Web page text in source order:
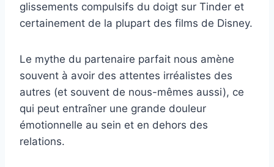
glissements compulsifs du doigt sur Tinder et
certainement de la plupart des films de Disney.
Le mythe du partenaire parfait nous amène
souvent à avoir des attentes irréalistes des
autres (et souvent de nous-mêmes aussi), ce
qui peut entraîner une grande douleur
émotionnelle au sein et en dehors des
relations.